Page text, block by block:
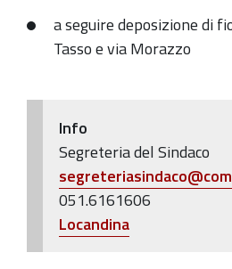
per
anniversario
a seguire deposizione di
Tasso e via Morazzo
Info
Segreteria del Sindaco
051.6161606
Locandina